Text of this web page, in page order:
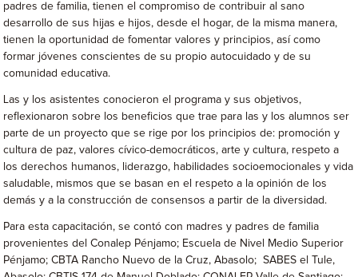
padres de familia, tienen el compromiso de contribuir al sano
desarrollo de sus hijas e hijos, desde el hogar, de la misma manera,
tienen la oportunidad de fomentar valores y principios, así como
formar jóvenes conscientes de su propio autocuidado y de su
comunidad educativa.
Las y los asistentes conocieron el programa y sus objetivos,
reflexionaron sobre los beneficios que trae para las y los alumnos ser
parte de un proyecto que se rige por los principios de: promoción y
cultura de paz, valores cívico-democráticos, arte y cultura, respeto a
los derechos humanos, liderazgo, habilidades socioemocionales y vida
saludable, mismos que se basan en el respeto a la opinión de los
demás y a la construcción de consensos a partir de la diversidad.
Para esta capacitación, se contó con madres y padres de familia
provenientes del Conalep Pénjamo; Escuela de Nivel Medio Superior
Pénjamo; CBTA Rancho Nuevo de la Cruz, Abasolo; SABES el Tule,